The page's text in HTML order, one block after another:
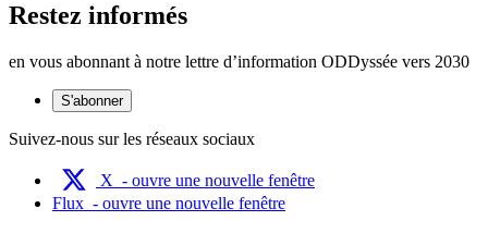
Restez informés
en vous abonnant à notre lettre d’information ODDyssée vers 2030
S'abonner
Suivez-nous sur les réseaux sociaux
X - ouvre une nouvelle fenêtre
Flux - ouvre une nouvelle fenêtre